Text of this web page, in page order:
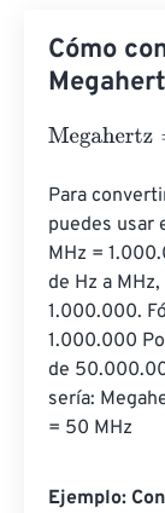
Cómo
Megahertz=
Para
puedes usar
MHz =
de Hz a
1.000.000.
1.000.000
de
sería:
= 50 MHz
Ejemplo: